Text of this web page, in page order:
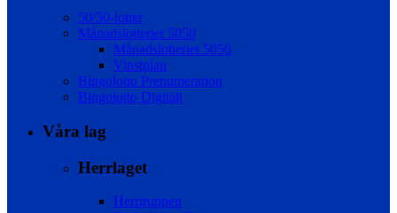
50/50-lotter
Månadslotteriet 5050
Månadslotteriet 5050
Vinstplan
Bingolotto Prenumeration
Bingolotto Digitalt
Våra lag
Herrlaget
Herrtruppen